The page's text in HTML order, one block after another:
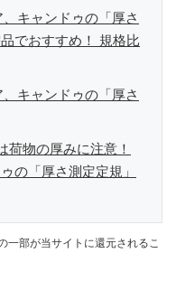
キャンドゥの「厚さ
でおすすめ！ 規格比
キャンドゥの「厚さ
荷物の厚みに注意！
の「厚さ測定定規」
一部が当サイトに還元されるこ